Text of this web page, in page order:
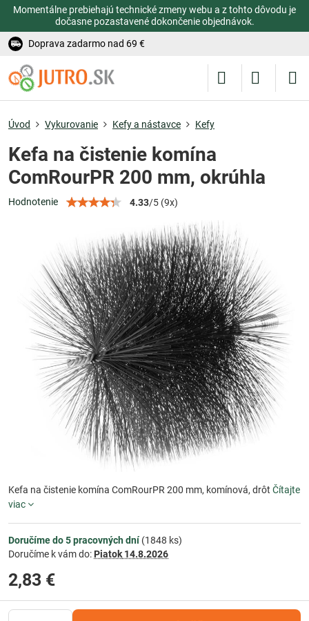
Momentálne prebiehajú technické zmeny webu a z tohto dôvodu je
dočasne pozastavené dokončenie objednávok.
Doprava zadarmo nad 69 €
Úvod Vykurovanie Kefy a nástavce Kefy
Kefa na čistenie komína
ComRourPR 200 mm, okrúhla
Hodnotenie 4.33/5 (9x)
Kefa na čistenie komína ComRourPR 200 mm, komínová, drôt Čítajte
viac
Doručíme do 5 pracovných dní(1848 ks)
Doručíme k vám do: Piatok 14.8.2026
2,83 €